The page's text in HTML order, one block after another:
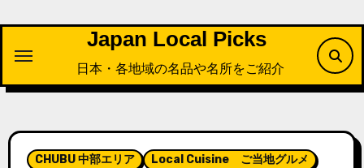
プ
Japan Local Picks
日本・各地域の名品や名所をご紹介
CHUBU 中部エリア
Local Cuisine ご当地グルメ